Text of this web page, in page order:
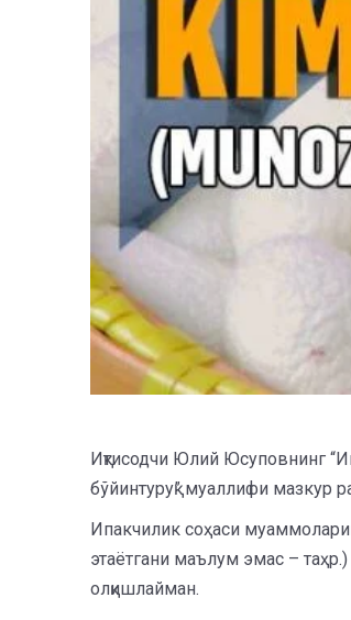
Иқтисодчи Юлий Юсуповнинг
бўйинтуруқ” муаллифи мазкур
Ипакчилик соҳаси
этаётгани маълум эмас –
олқишлайман.